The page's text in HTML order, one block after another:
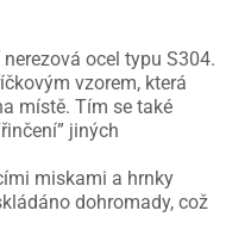
ocel typu S304.
vzorem, která
místě. Tím se také
jiných
miskami a hrnky
dohromady, což